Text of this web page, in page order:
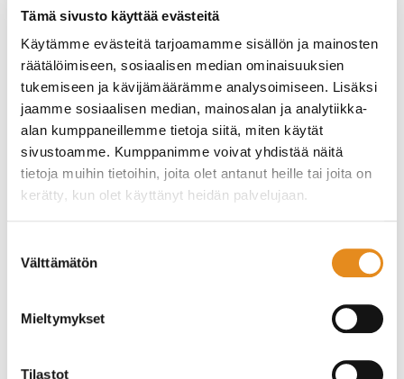
Tämä sivusto käyttää evästeitä
Käytämme evästeitä tarjoamamme sisällön ja mainosten
räätälöimiseen, sosiaalisen median ominaisuuksien
tukemiseen ja kävijämäärämme analysoimiseen. Lisäksi
jaamme sosiaalisen median, mainosalan ja analytiikka-
alan kumppaneillemme tietoja siitä, miten käytät
sivustoamme. Kumppanimme voivat yhdistää näitä
tietoja muihin tietoihin, joita olet antanut heille tai joita on
kerätty, kun olet käyttänyt heidän palvelujaan.
valinta
Välttämätön
Mieltymykset
Tilastot
Oodissa järjestetään myös suljettuja ryhmiä
vertaisten omien toiveiden mukaan. Ryhmiin
ilmoittaudutaan etukäteen ja ne kokoontuvat
etukäteen sovittuna aikana tietyn ajan.
Ryhmien teemat voivat liittyä esimerkiksi.
seksuaaliterveyteen, lähisuhdeväkivaltaan,
hyvinvointiin tai elämäntaitoihin.
Ryhmiä voi ohjata Oodin työntekijöiden lisäksi
vertaisten toivomat yhteistyökumppanit ja
asiantuntijat.
Retkien tarkoituksena on virkistäytyä mukavassa ja